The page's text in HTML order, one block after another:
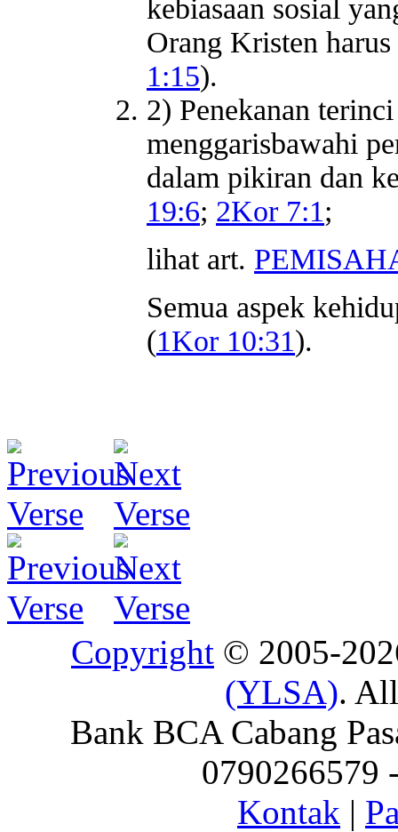
kebiasaan sosial
Orang Kristen
1:15).
2) Penekanan
menggarisbawahi
dalam pikiran dan
19:6; 2Kor 7:1;
lihat art.
Semua aspek
(1Kor 10:31).
Copyright © 2005-
(YLSA).
Bank BCA Cabang
0790266579
Kontak |